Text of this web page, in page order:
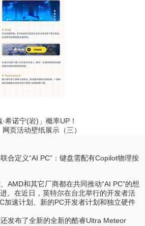
希诺宁(岩)」概率UP！
页活动壁纸展示（三）
合定义“AI PC”：键盘需配有Copilot物理按
AMD和其它厂商都在共同推动“AI PC”的想
。在近日，英特尔在台北举行的开发者活
加速计划、新的PC开发者计划和独立硬件
发布了全新的全新的酷睿Ultra Meteor